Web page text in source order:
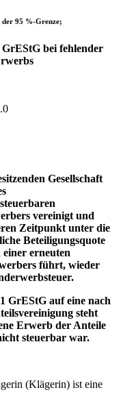
95 %-Grenze;
bei fehlender
Gesellschaft
vereinigt und
Zeitpunkt unter die
Beteiligungsquote
erneuten
führt, wieder
GrEStG auf eine nach
steht
Erwerb der Anteile
steuerbar war.
(Klägerin) ist eine